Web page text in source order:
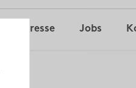
Presse Jobs